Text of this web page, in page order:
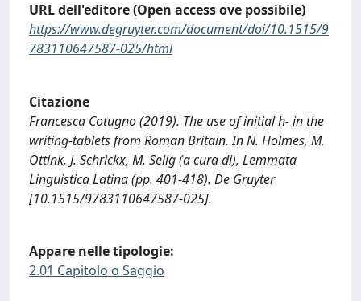
URL dell'editore (Open access ove possibile)
https://www.degruyter.com/document/doi/10.1515/9
783110647587-025/html
Citazione
Francesca Cotugno (2019). The use of initial h- in the
writing-tablets from Roman Britain. In N. Holmes, M.
Ottink, J. Schrickx, M. Selig (a cura di), Lemmata
Linguistica Latina (pp. 401-418). De Gruyter
[10.1515/9783110647587-025].
Appare nelle tipologie:
2.01 Capitolo o Saggio